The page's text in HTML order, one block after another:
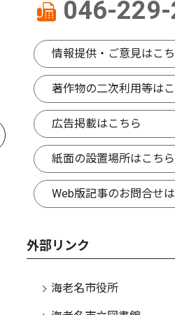
046-
情報提供・ご意見はこ
著作物の二次利用等は
広告掲載はこちら
紙面の設置場所はこちら
Web版記事のお問合せ
外部リンク
海老名市役所